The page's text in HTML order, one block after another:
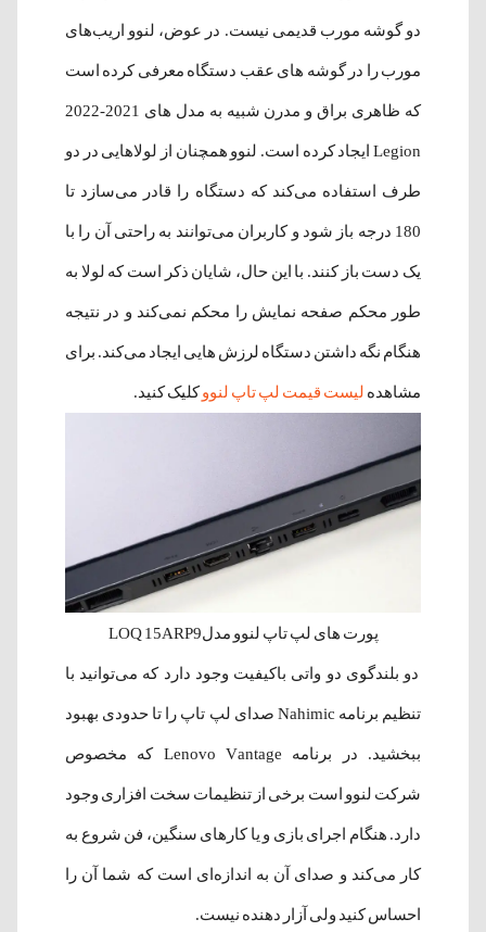
دو گوشه مورب قدیمی نیست. در عوض، لنوو اریب‌های
مورب را در گوشه های عقب دستگاه معرفی کرده است
که ظاهری براق و مدرن شبیه به مدل های 2021-2022
Legion ایجاد کرده است. لنوو همچنان از لولاهایی در دو
طرف استفاده می‌کند که دستگاه را قادر می‌سازد تا
180 درجه باز شود و کاربران می‌توانند به راحتی آن را با
یک دست باز کنند. با این حال، شایان ذکر است که لولا به
طور محکم صفحه نمایش را محکم نمی‌کند و در نتیجه
هنگام نگه داشتن دستگاه لرزش هایی ایجاد می‌کند. برای
مشاهده لیست قیمت لپ تاپ لنووکلیک کنید.
پورت های لپ تاپ لنوو مدلLOQ 15ARP9
دو بلندگوی دو واتی باکیفیت وجود دارد که می‌توانید با
تنظیم برنامه Nahimic صدای لپ تاپ را تا حدودی بهبود
ببخشید. در برنامه Lenovo Vantage که مخصوص
شرکت لنوو است برخی از تنظیمات سخت افزاری وجود
دارد. هنگام اجرای بازی و یا کارهای سنگین، فن شروع به
کار می‌کند و صدای آن به اندازه‌ای است که شما آن را
احساس کنید ولی آزار دهنده نیست.